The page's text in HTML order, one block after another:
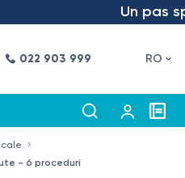
Un pas
022 903 999 RO
- 6 proceduri